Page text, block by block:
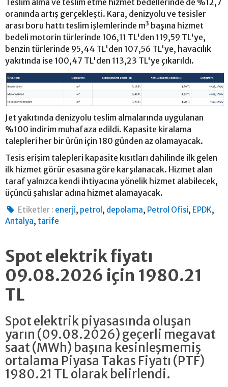
Teslim alma ve teslim etme hizmet bedellerinde de %12,7
oranında artış gerçekleşti. Kara, denizyolu ve tesisler
arası boru hattı teslim işlemlerinde m³ başına hizmet
bedeli motorin türlerinde 106,11 TL'den 119,59 TL'ye,
benzin türlerinde 95,44 TL'den 107,56 TL'ye, havacılık
yakıtında ise 100,47 TL'den 113,23 TL'ye çıkarıldı.
Jet yakıtında denizyolu teslim almalarında uygulanan
%100 indirim muhafaza edildi. Kapasite kiralama
talepleri her bir ürün için 180 günden az olamayacak.
Tesis erişim talepleri kapasite kısıtları dahilinde ilk gelen
ilk hizmet görür esasına göre karşılanacak. Hizmet alan
taraf yalnızca kendi ihtiyacına yönelik hizmet alabilecek,
üçüncü şahıslar adına hizmet alamayacak.
Etiketler : enerji, petrol , depolama, Petrol Ofisi, EPDK,
Antalya, tarife
Spot elektrik fiyatı
09.08.2026 için 1980.21
TL
Spot elektrik piyasasında oluşan
yarın (09.08.2026) geçerli megavat
saat (MWh) başına kesinleşmemiş
ortalama Piyasa Takas Fiyatı (PTF)
1980.21 TL olarak belirlendi.